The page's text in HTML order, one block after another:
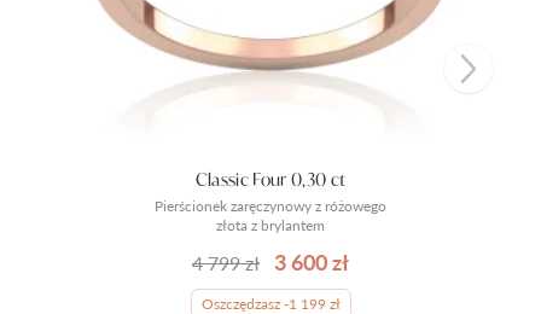
Pierścionek zaręczynowy z różowego
złota z brylantem
Classic Four 0,30 ct
4 799 zł 3 600 zł
Oszczędzasz -1 199 zł